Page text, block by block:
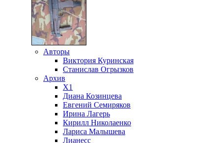
Авторы
Виктория Куринская
Станислав Огрызков
Архив
X1
Диана Козинцева
Евгений Семиряков
Ирина Лагерь
Кирилл Николаенко
Лариса Малышева
Лианесс